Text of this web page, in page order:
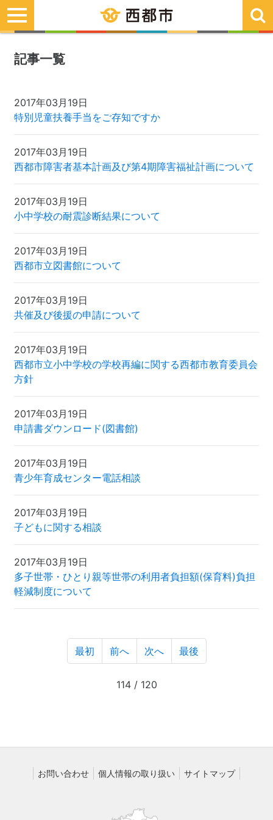
toggle
navigation
記事一覧
2017年03月19日
特別児童扶養手当をご存知ですか
2017年03月19日
西都市障害者基本計画及び第4期障害福祉計画について
2017年03月19日
小中学校の耐震診断結果について
2017年03月19日
西都市立図書館について
2017年03月19日
共催及び後援の申請について
2017年03月19日
西都市立小中学校の学校再編に関する西都市教育委員会
方針
2017年03月19日
申請書ダウンロード(図書館)
2017年03月19日
青少年育成センター電話相談
2017年03月19日
子どもに関する相談
2017年03月19日
多子世帯・ひとり親等世帯の利用者負担額(保育料)負担
軽減制度について
最初 前へ 次へ 最後
114 / 120
お問い合わせ 個人情報の取り扱い サイトマップ